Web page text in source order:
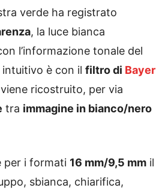
verde ha registrato
, la luce bianca
l’informazione tonale del
intuitivo è con il filtro di Bayer
ricostruito, per via
tra immagine in bianco/nero
per i formati 16 mm/9,5 mm il
sbianca, chiarifica,